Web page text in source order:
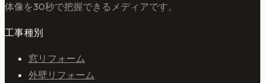
体像を30秒で把握できるメディアです。
工事種別
窓リフォーム
外壁リフォーム